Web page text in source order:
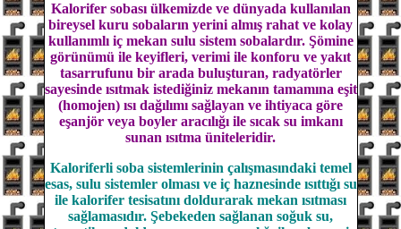
Kalorifer sobası ülkemizde ve dünyada kullanılan
bireysel kuru sobaların yerini almış rahat ve kolay
kullanımlı iç mekan sulu sistem sobalardır. Şömine
görünümü ile keyifleri, verimi ile konforu ve yakıt
tasarrufunu bir arada buluşturan, radyatörler
sayesinde ısıtmak istediğiniz mekanın tamamına eşit
(homojen) ısı dağılımı sağlayan ve ihtiyaca göre
eşanjör veya boyler aracılığı ile sıcak su imkanı
sunan ısıtma üniteleridir.
Kaloriferli soba sistemlerinin çalışmasındaki temel
esas, sulu sistemler olması ve iç haznesinde ısıttığı su
ile kalorifer tesisatını doldurarak mekan ısıtması
sağlamasıdır. Şebekeden sağlanan soğuk su,